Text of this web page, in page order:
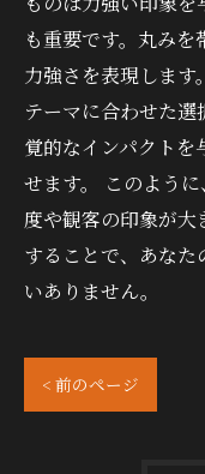
も重要です。丸み
力強さを表現しま
テーマに合わせた
覚的なインパクトを
せます。 このよう
度や観客の印象が
することで、あな
いありません。
< 前のページ